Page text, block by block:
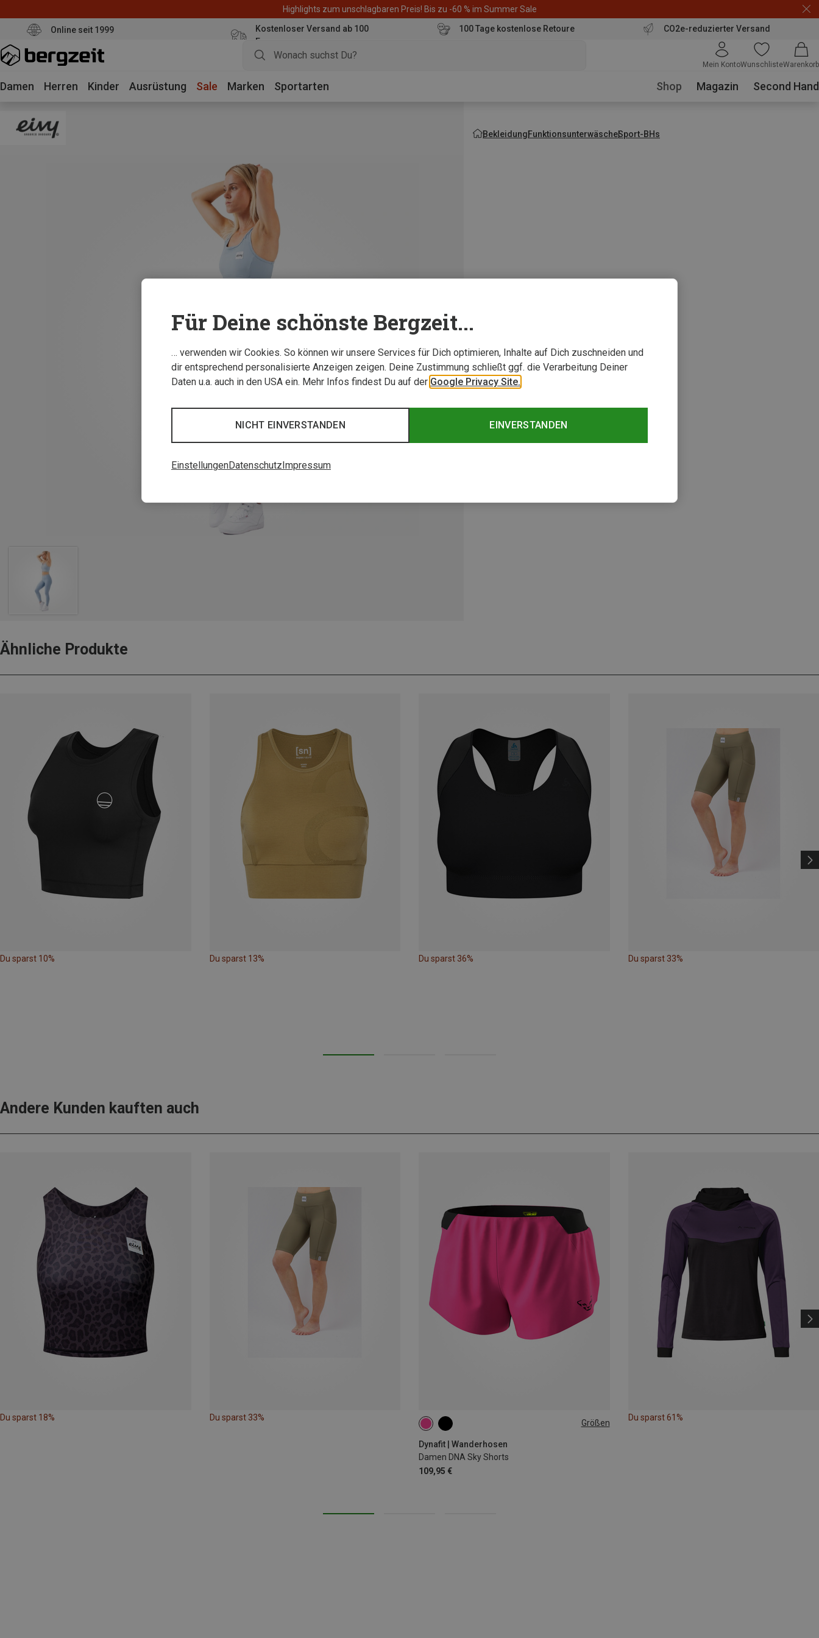
Highlights zum unschlagbaren Preis! Bis zu -60 % im Summer Sale
Online seit 1999
Kostenloser Versand ab 100
Euro
100 Tage kostenlose Retoure CO2e-reduzierter Versand
Mein KontoWunschlisteWarenkorb
Damen Herren Kinder Ausrüstung Sale Marken Sportarten Shop Magazin Second Hand
BekleidungFunktionsunterwäscheSport-BHs
Ähnliche Produkte
Du sparst 10% Du sparst 13% Du sparst 36% Du sparst 33%
Andere Kunden kauften auch
Du sparst 18% Du sparst 33%
Größen
Dynafit | Wanderhosen
Damen DNA Sky Shorts
109,95 €
XL
Du sparst 61%
Für Deine schönste Bergzeit...
… verwenden wir Cookies. So können wir unsere Services für Dich optimieren, Inhalte auf Dich zuschneiden und
dir entsprechend personalisierte Anzeigen zeigen. Deine Zustimmung schließt ggf. die Verarbeitung Deiner
Daten u.a. auch in den USA ein. Mehr Infos findest Du auf der Google Privacy Site.
EINVERSTANDEN
NICHT EINVERSTANDEN
EinstellungenDatenschutz Impressum